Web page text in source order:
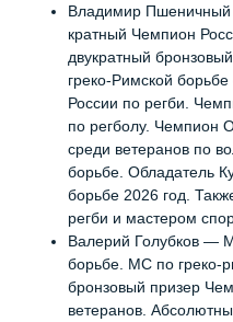
Владимир
кратный Чемпион
двукратный
греко-Римской
России по регби.
по регболу. Чемпион
среди ветеранов по
борьбе. Обладатель
борьбе 2026 год.
регби и мастером
Валерий Голубков —
борьбе. МС по греко-
бронзовый призер
ветеранов.